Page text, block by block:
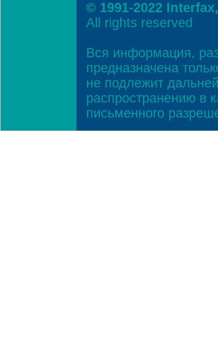
© 1991-2022
All rights reserved
Вся информация,
предназначена
не подлежит
распространению в
письменного